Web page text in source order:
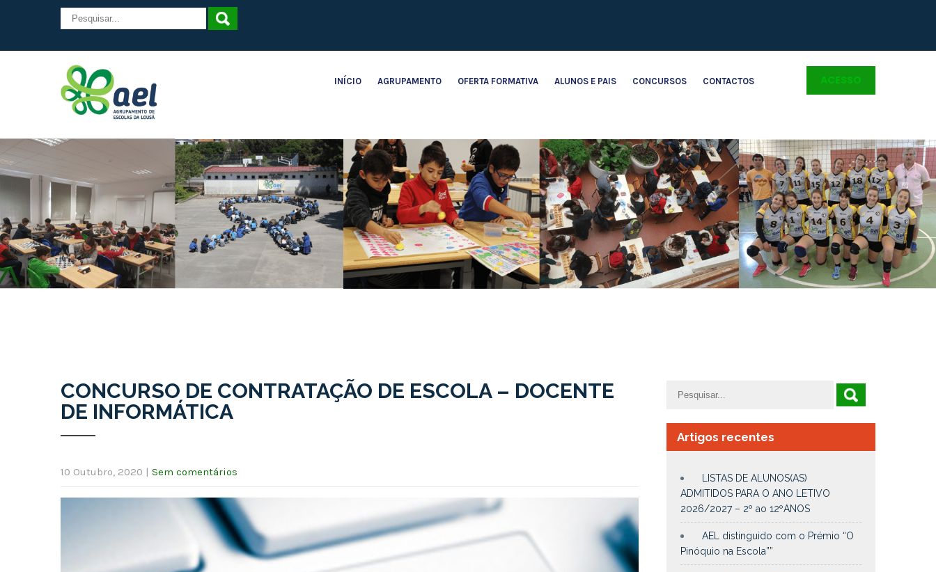
INÍCIO AGRUPAMENTO OFERTA FORMATIVA ALUNOS E PAIS CONCURSOS CONTACTOS ACESSO
CONCURSO DE CONTRATAÇÃO DE ESCOLA – DOCENTE
DE INFORMÁTICA
10 Outubro, 2020 | Sem comentários
Artigos recentes
LISTAS DE ALUNOS(AS)
ADMITIDOS PARA O ANO LETIVO
2026/2027 – 2º ao 12ºANOS
AEL distinguido com o Prémio “O
Pinóquio na Escola””